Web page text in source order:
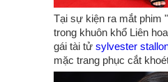
Tại sự kiện ra mắt phim
trong khuôn khổ Liên
gái tài tử sylvester
mặc trang phục cắt